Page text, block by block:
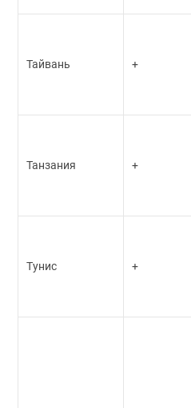
Тайвань +
Танзания +
Тунис +